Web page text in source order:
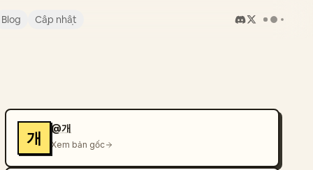
Blog Cập nhật
개
@개
Xem bản gốc